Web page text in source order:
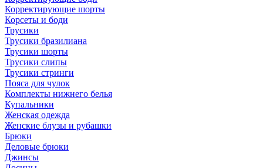
Корректирующие шорты
Корсеты и боди
Трусики
Трусики бразилиана
Трусики шорты
Трусики слипы
Трусики стринги
Пояса для чулок
Комплекты нижнего белья
Купальники
Женская одежда
Женские блузы и рубашки
Брюки
Деловые брюки
Джинсы